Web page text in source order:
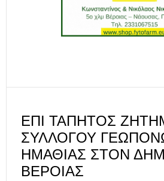
ΕΠΊ ΤΆΠΗΤΟΣ
ΣΥΛΛΌΓΟΥ
ΗΜΑΘΊΑΣ ΣΤΟΝ
ΒΈΡΟΙΑΣ